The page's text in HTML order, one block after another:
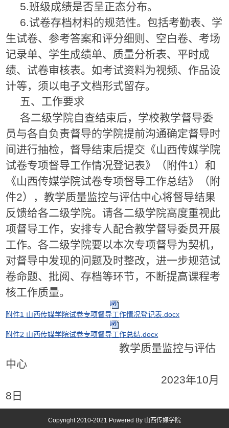
5.班级成绩是否呈正态分布。
6.试卷存档材料的规范性。包括考勤表、学
生试卷、参考答案和评分细则、空白卷、考场
记录单、学生成绩单、质量分析表、平时成
绩、试卷审核表。如考试资料为视频、作品设
计等，须以电子文档形式留存。
五、工作要求
各二级学院自查结束后，学校教学督导委
员与各自负责督导的学院提前沟通确定督导时
间进行抽检，督导结束后提交《山西传媒学院
试卷专项督导工作情况登记表》（附件1）和
《山西传媒学院试卷专项督导工作总结》（附
件2），教学质量监控与评估中心将督导结果
反馈给各二级学院。请各二级学院高度重视此
项督导工作，安排专人配合教学督导委员开展
工作。各二级学院要以本次专项督导为契机，
对督导中发现的问题及时整改，进一步规范试
卷命题、批阅、存档等环节，不断提高课程考
核工作质量。
附件1 山西传媒学院试卷专项督导工作情况登记表.docx
附件2 山西传媒学院试卷专项督导工作总结.docx
教学质量监控与评估
中心
2023年10月
8日
Copyright 2010-2021 Powered By 山西传媒学院